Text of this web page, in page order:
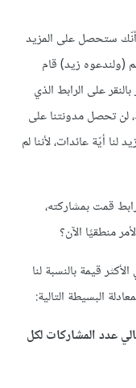
ستحصل على المزيد
(ولندعوه زيد) قام
على الرابط الذي
لن تحصل مدونتنا على
أيّة عائدات، لأننا لم
قمت بمشاركته،
منطقيًا الآن؟
قيمة بالنسبة لنا
عدد المشاركات لكل